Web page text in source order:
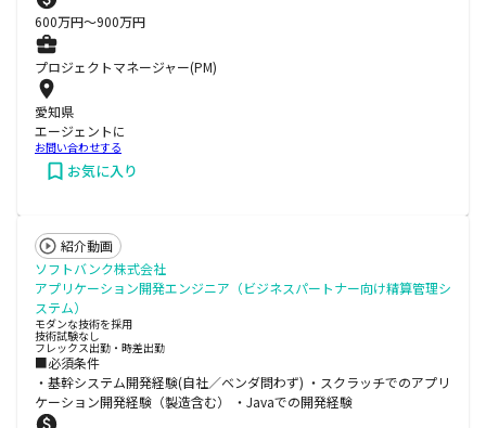
600万円〜900万円
プロジェクトマネージャー(PM)
愛知県
エージェントに
お問い合わせする
お気に入り
紹介動画
ソフトバンク株式会社
アプリケーション開発エンジニア（ビジネスパートナー向け精算管理シ
ステム）
モダンな技術を採用
技術試験なし
フレックス出勤・時差出勤
■必須条件
・基幹システム開発経験(自社／ベンダ問わず) ・スクラッチでのアプリ
ケーション開発経験（製造含む） ・Javaでの開発経験